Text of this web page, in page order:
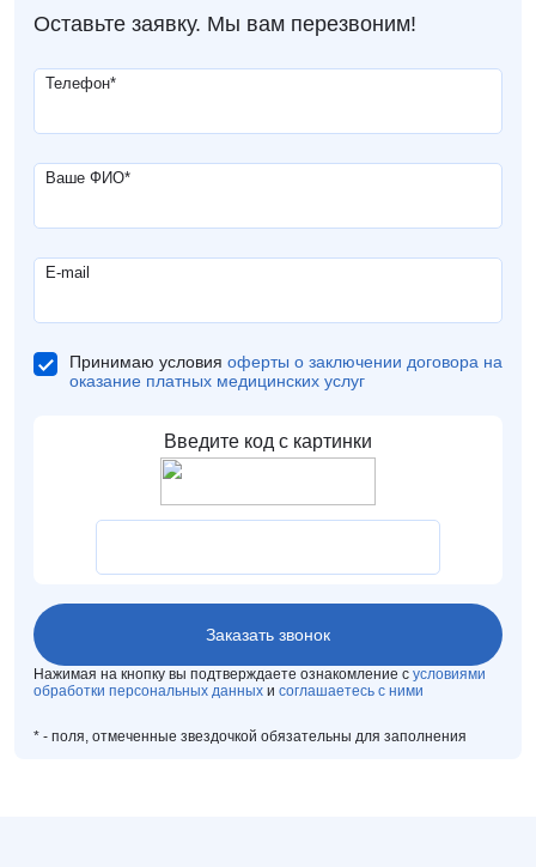
Оставьте заявку. Мы вам перезвоним!
Телефон*
Ваше ФИО*
E-mail
Принимаю условия оферты о заключении договора на
оказание платных медицинских услуг
Нажимая на кнопку вы подтверждаете ознакомление с условиями
обработки персональных данных и соглашаетесь с ними
* - поля, отмеченные звездочкой обязательны для заполнения